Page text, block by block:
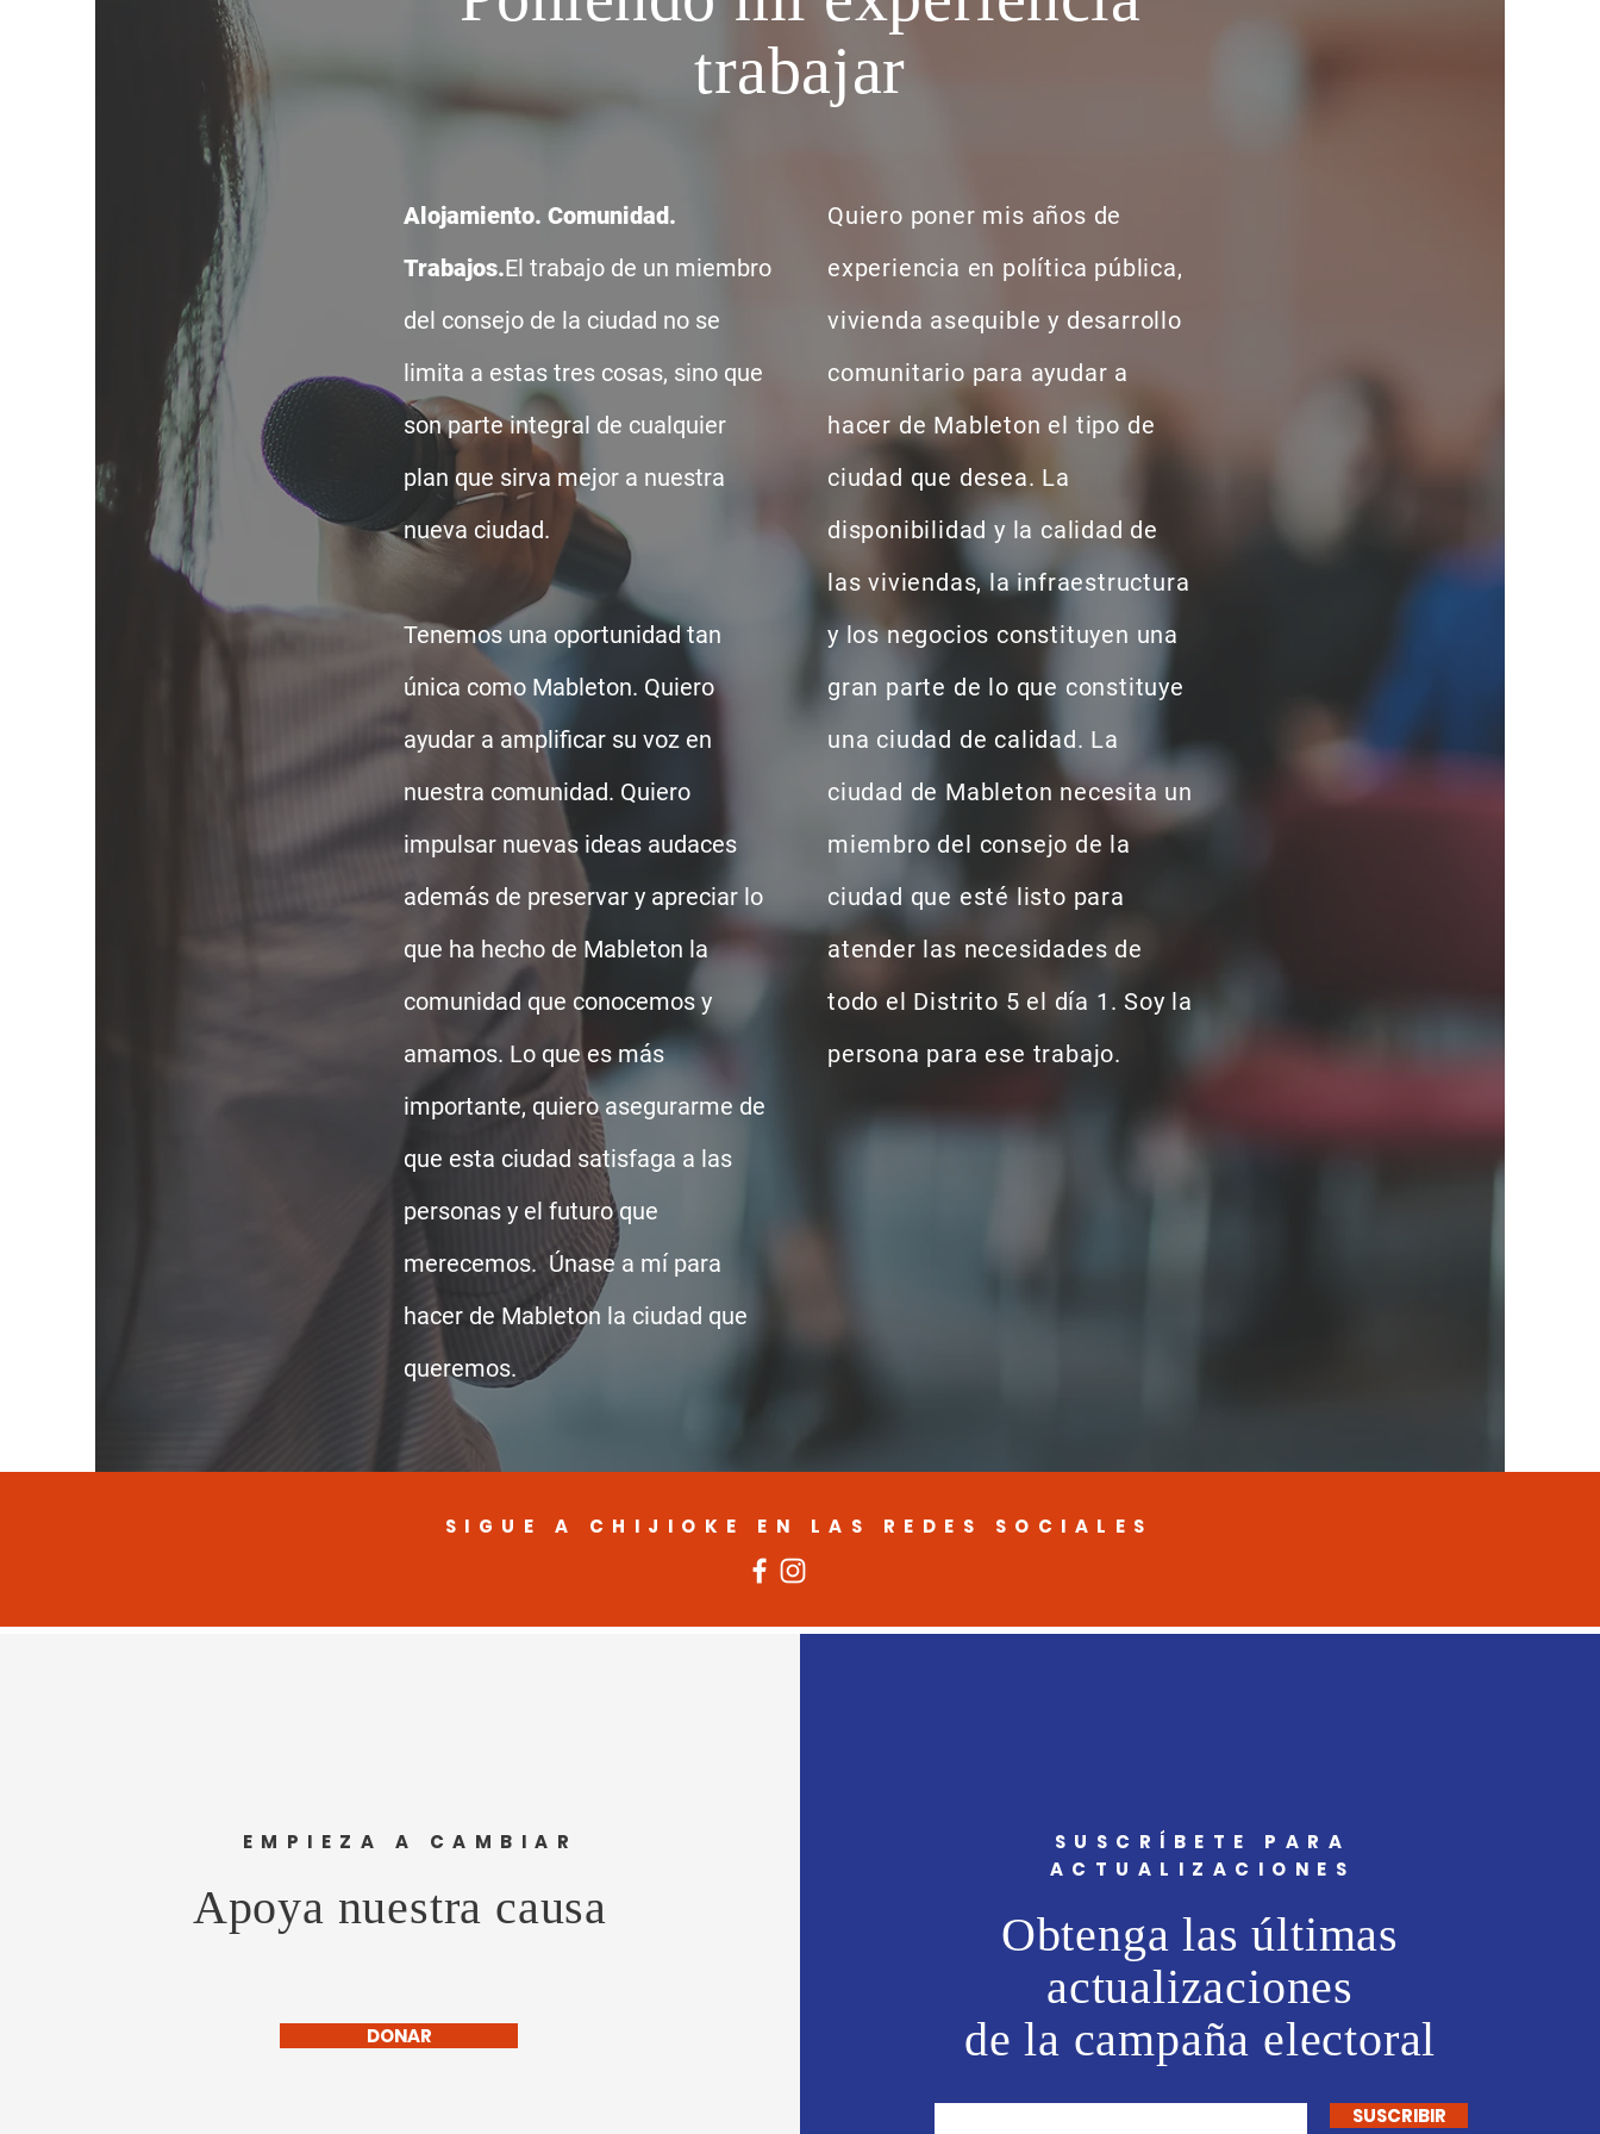
trabajar
Alojamiento. Comunidad.
Trabajos.El trabajo de un miembro
del consejo de la ciudad no se
limita a estas tres cosas, sino que
son parte integral de cualquier
plan que sirva mejor a nuestra
nueva ciudad.
Tenemos una oportunidad tan
única como Mableton. Quiero
ayudar a amplificar su voz en
nuestra comunidad. Quiero
impulsar nuevas ideas audaces
además de preservar y apreciar lo
que ha hecho de Mableton la
comunidad que conocemos y
amamos. Lo que es más
importante, quiero asegurarme de
que esta ciudad satisfaga a las
personas y el futuro que
merecemos. Únase a mí para
hacer de Mableton la ciudad que
queremos.
Quiero poner mis años de
experiencia en política pública,
vivienda asequible y desarrollo
comunitario para ayudar a
hacer de Mableton el tipo de
ciudad que desea. La
disponibilidad y la calidad de
las viviendas, la infraestructura
y los negocios constituyen una
gran parte de lo que constituye
una ciudad de calidad. La
ciudad de Mableton necesita un
miembro del consejo de la
ciudad que esté listo para
atender las necesidades de
todo el Distrito 5 el día 1. Soy la
persona para ese trabajo.
SIGUE A CHIJIOKE EN LAS REDES SOCIALES
EMPIEZA A CAMBIAR
Apoya nuestra causa
DONAR
SUSCRÍBETE PARA
ACTUALIZACIONES
Obtenga las últimas
actualizaciones
de la campaña electoral
SUSCRIBIR